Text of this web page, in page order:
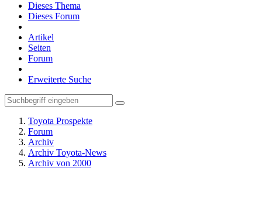
Dieses Thema
Dieses Forum
Artikel
Seiten
Forum
Erweiterte Suche
Toyota Prospekte
Forum
Archiv
Archiv Toyota-News
Archiv von 2000